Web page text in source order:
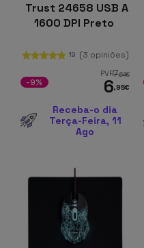
Trust 24658 USB A
1600 DPI Preto
19 (3 opiniões)
PVR7,64€
6,95€
-9%
Receba-o dia
Terça-Feira, 11
Ago